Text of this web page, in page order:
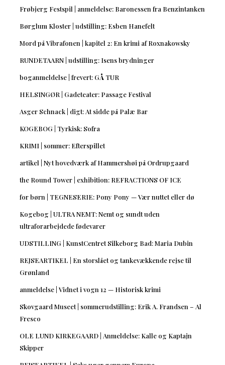
Frøbjerg Festspil | anmeldelse: Baronessen fra Benzintanken
Børglum Kloster | udstilling: Esben Hanefelt
Mord på Vibrafonen | kapitel 2: En krimi af Roxnakowsky
RUNDETAARN | udstilling: Isens brydninger
boganmeldelse | frevert: GÅ TUR
HELSINGØR | Gadeteater: Passage Festival
Asger Schnack | digt: At sidde på Palæ Bar
KOGEBOG | Tyrkisk: Sofra
KRIMI | sommer: Efterspillet
artikel | Nyt hovedværk af Hammershøi på Ordrupgaard
the Round Tower | exhibition: REFRACTIONS OF ICE
for børn | TEGNESERIE: Pony Pony — Vær nuttet eller dø
Kogebog | ULTRA NEMT: Nemt og sundt uden
ultraforarbejdede fødevarer
UDSTILLING | KunstCentret Silkeborg Bad: Maria Dubin
REJSEARTIKEL | En storslået og tankevækkende rejse til
Grønland
anmeldelse | Vidnet i vogn 12 — Historisk krimi
Skovgaard Museet | sommerudstilling: Erik A. Frandsen – Al
Fresco
OLE LUND KIRKEGAARD | Anmeldelse: Kalle og Kaptajn
Skipper